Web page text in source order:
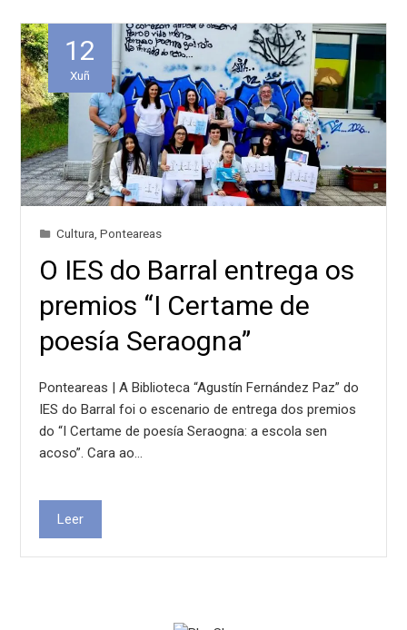
12
Xuñ
Cultura ,Ponteareas
O IES do Barral entrega os
premios “I Certame de
poesía Seraogna”
Ponteareas | A Biblioteca “Agustín Fernández Paz” do
IES do Barral foi o escenario de entrega dos premios
do “I Certame de poesía Seraogna: a escola sen
acoso”. Cara ao…
Leer